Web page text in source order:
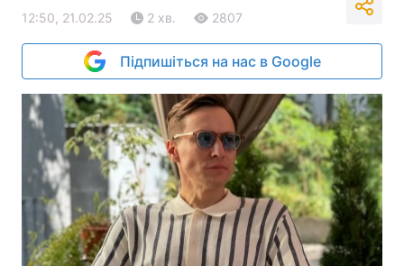
12:50, 21.02.25 2 хв. 2807
Підпишіться на нас в Google